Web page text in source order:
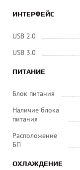
ИНТЕРФЕЙС
USB 2.0
USB 3.0
ПИТАНИЕ
Блок питания
Наличие блока
питания
Расположение
БП
ОХЛАЖДЕНИЕ